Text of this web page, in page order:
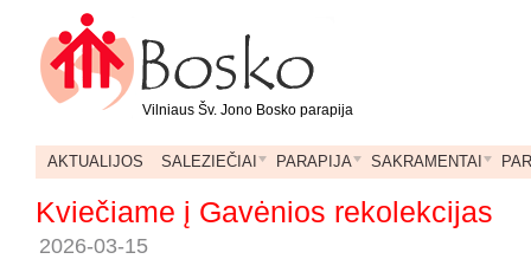
Vilniaus Šv. Jono Bosko parapija
AKTUALIJOS SALEZIEČIAI PARAPIJA SAKRAMENTAI
Kviečiame į Gavėnios rekolekcijas
2026-03-15